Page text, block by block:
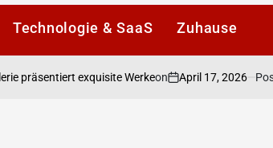
Technologie & SaaS Zuhause
exquisite Werkeon April 17, 2026 Posted by